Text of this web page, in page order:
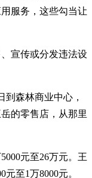
服务，这些勾当让
宣传或分发违法设
到森林商业中心，
岳的零售店，从那里
元至26万元。王
至1万8000元。